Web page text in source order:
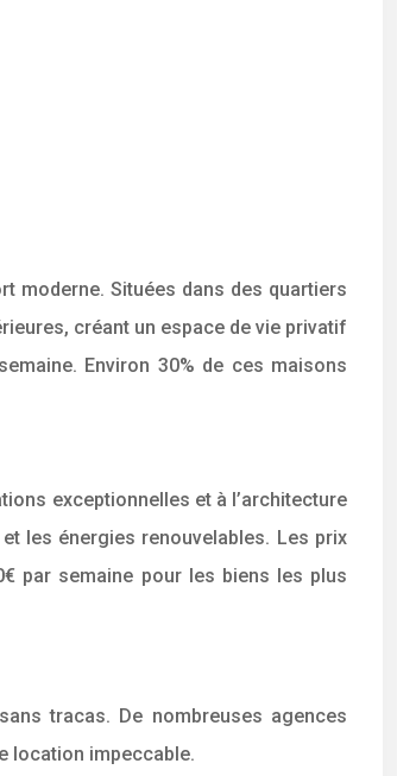
moderne. Situées dans des quartiers
créant un espace de vie privatif
Environ 30% de ces maisons
exceptionnelles et à l’architecture
les énergies renouvelables. Les prix
par semaine pour les biens les plus
tracas. De nombreuses agences
location impeccable.